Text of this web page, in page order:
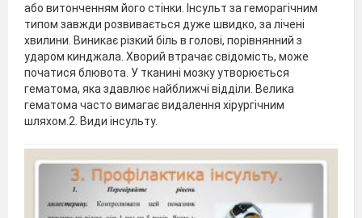
або витонченням його стінки. Інсульт за геморагічним
типом завжди розвивається дуже швидко, за лічені
хвилини. Виникає різкий біль в голові, порівнянний з
ударом кинджала. Хворий втрачає свідомість, може
початися блювота. У тканині мозку утворюється
гематома, яка здавлює найближчі відділи. Велика
гематома часто вимагає видалення хірургічним
шляхом.2. Види інсульту.